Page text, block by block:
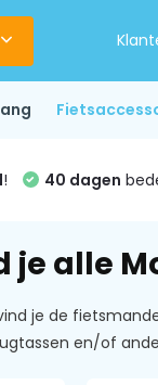
! 40 dagen
je alle
je de
en/of